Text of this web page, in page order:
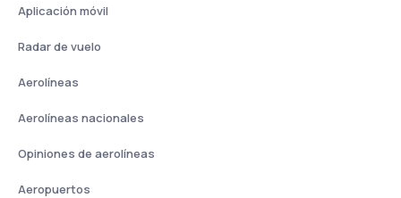
Aplicación móvil
Radar de vuelo
Aerolíneas
Aerolíneas nacionales
Opiniones de aerolíneas
Aeropuertos